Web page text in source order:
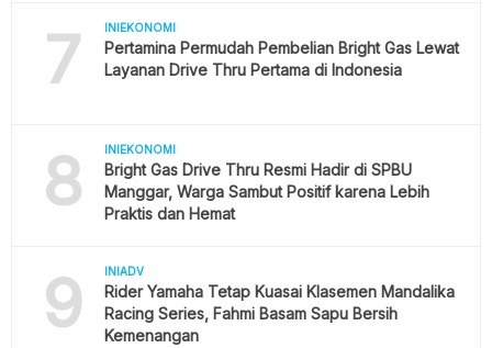
7 INIEKONOMI
Pertamina Permudah Pembelian Bright Gas Lewat
Layanan Drive Thru Pertama di Indonesia
8 INIEKONOMI
Bright Gas Drive Thru Resmi Hadir di SPBU
Manggar, Warga Sambut Positif karena Lebih
Praktis dan Hemat
9 INIADV
Rider Yamaha Tetap Kuasai Klasemen Mandalika
Racing Series, Fahmi Basam Sapu Bersih
Kemenangan